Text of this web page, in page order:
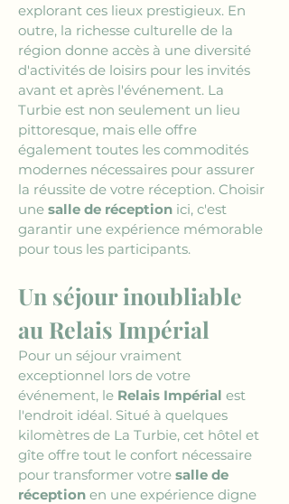
explorant ces lieux prestigieux. En
outre, la richesse culturelle de la
région donne accès à une diversité
d'activités de loisirs pour les invités
avant et après l'événement. La
Turbie est non seulement un lieu
pittoresque, mais elle offre
également toutes les commodités
modernes nécessaires pour assurer
la réussite de votre réception. Choisir
une salle de réception ici, c'est
garantir une expérience mémorable
pour tous les participants.
Un séjour inoubliable
au Relais Impérial
Pour un séjour vraiment
exceptionnel lors de votre
événement, le Relais Impérial est
l'endroit idéal. Situé à quelques
kilomètres de La Turbie, cet hôtel et
gîte offre tout le confort nécessaire
pour transformer votre salle de
réception en une expérience digne